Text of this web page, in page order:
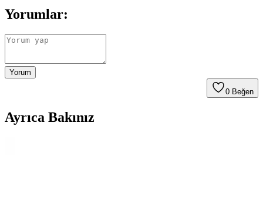
Yorumlar:
Yorum
0 Beğen
Ayrıca Bakınız